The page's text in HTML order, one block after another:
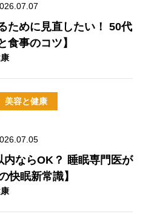
ために見直したい！ 50代
食事のコツ】
美容と健康
内ならOK？ 睡眠専門医が
快眠新常識】